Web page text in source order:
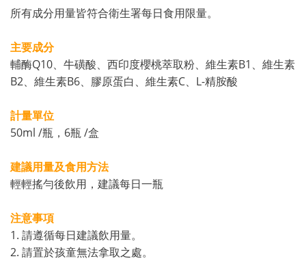
所有成分用量皆符合衛生署每日食用限量。
主要成分
輔酶Q10、牛磺酸、西印度櫻桃萃取粉 、維生素B1 、維生素
B2 、維生素B6 、膠原蛋白、維生素C L-精胺酸
計量單位
50ml /瓶， 6瓶 /盒
建議用量及食用方法
輕輕搖勻後飲用，建議每日一瓶
注意事項
1. 請遵循每日建議飲用量。
2. 請置於孩童無法拿取之處。